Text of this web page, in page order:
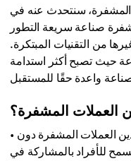
المشفرة، سنتحدث عنه في
صناعة سريعة التطور
من التقنيات المبتكرة.
حيث تصبح أكثر استدامة
العملات المشفرة؟
• العملات المشفرة دون
للأفراد بالمشاركة في